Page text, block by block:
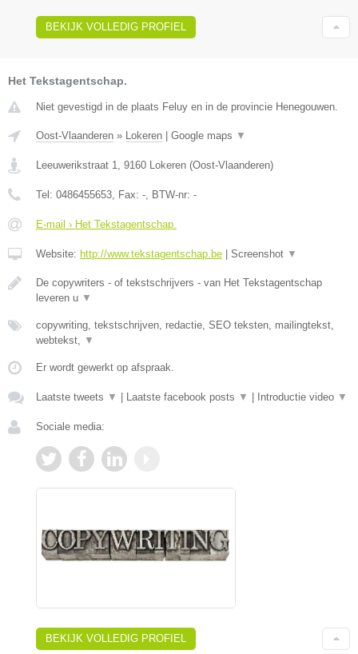
BEKIJK VOLLEDIG PROFIEL
Het Tekstagentschap.
Niet gevestigd in de plaats Feluy en in de provincie Henegouwen.
Oost-Vlaanderen » Lokeren Google maps ▼
Leeuwerikstraat 1 9160 Lokeren (Oost-Vlaanderen)
Tel: 0486455653 , Fax: - , BTW-nr: -
E-mail › Het Tekstagentschap.
Website: http://www.tekstagentschap.be Screenshot ▼
De copywriters - of tekstschrijvers - van Het Tekstagentschap
leveren u ▼
copywriting, tekstschrijven, redactie, SEO teksten, mailingtekst,
webtekst,
▼
Er wordt gewerkt op afspraak.
Laatste tweets ▼ Laatste facebook posts ▼ Introductie video ▼
Sociale media:
BEKIJK VOLLEDIG PROFIEL